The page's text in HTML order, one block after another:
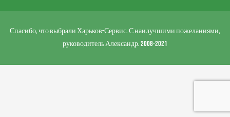
Спасибо, что выбрали Харьков-Сервис. С наилучшими пожеланиями,
руководитель Александр. 2008-2021